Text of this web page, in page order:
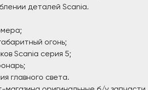
деталей Scania.
огонь;
Scania серия 5;
главного света.